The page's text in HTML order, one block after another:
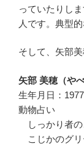
っていたりし
人です。典型
そして、矢部美
矢部 美穂（やべ
生年月日：
動物占い
しっかり者の
こじかのグリ